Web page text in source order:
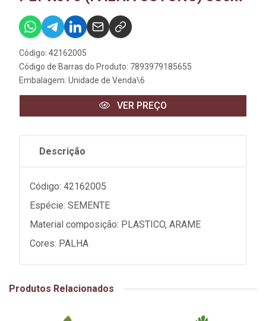
Código: 42162005
Código de Barras do Produto: 7893979185655
Embalagem: Unidade de Venda\6
VER PREÇO
Descrição
Código: 42162005
Espécie: SEMENTE
Material composição: PLASTICO, ARAME
Cores: PALHA
Produtos Relacionados